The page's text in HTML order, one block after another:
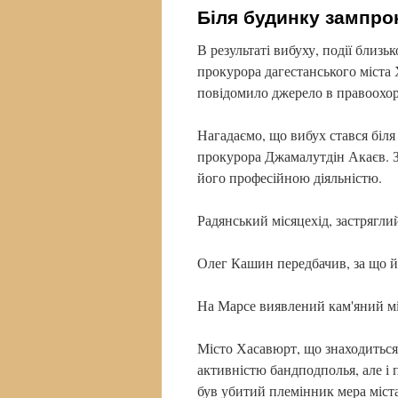
Біля будинку
В результаті вибуху, події
прокурора дагестанського
повідомило джерело в
Нагадаємо, що вибух стався
прокурора Джамалутдін Акаєв.
його професійною діяльністю.
Радянський місяцехід,
Олег Кашин передбачив, за що
На Марсе виявлений кам'яний
Місто Хасавюрт, що
активністю бандподполья, але
був убитий племінник мера